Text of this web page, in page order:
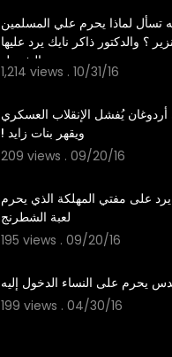
تسأل لماذا يحرم علي المسلمين
؟ والدكتور ذاكر نايك يرد عليها
بالتفصيل
1,214 views . 10/31/16
أردوغان يُفشل الإنقلاب العسكري
209 views . 09/20/16
على مفتي المهلكة الذي يحرم
195 views . 09/20/16
199 views . 04/30/16